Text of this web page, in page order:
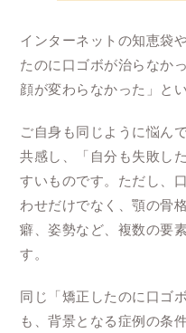
インターネットの知恵袋
たのに口ゴボが治らなか
顔が変わらなかった」と
ご自身も同じように悩ん
共感し、「自分も失敗し
すいものです。ただし、
わせだけでなく、顎の骨
癖、姿勢など、複数の要
す。
同じ「矯正したのに口ゴ
も、背景となる症例の条